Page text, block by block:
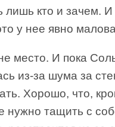
лишь кто и зачем.
у нее явно
место. И пока
из-за шума за
Хорошо, что,
нужно тащить с